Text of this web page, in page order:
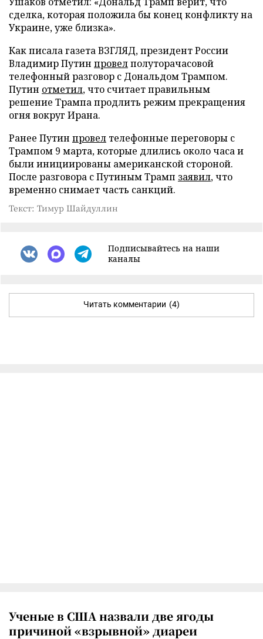
сделка, которая положила бы конец конфликту на
Украине, уже близка».
Как писала газета ВЗГЛЯД, президент России
Владимир Путин провелполуторачасовой
телефонный разговор с Дональдом Трампом.
Путин отметил, что считает правильным
решение Трампа продлить режим прекращения
огня вокруг Ирана.
Ранее Путин провел телефонные переговоры с
Трампом 9 марта, которые длились около часа и
были инициированы американской стороной.
После разговора с Путиным Трамп заявил, что
временно снимает часть санкций.
Текст: Тимур Шайдуллин
Подписывайтесь на наши
каналы
Читать комментарии (4)
Ученые в США назвали две ягоды
причиной «взрывной» диареи